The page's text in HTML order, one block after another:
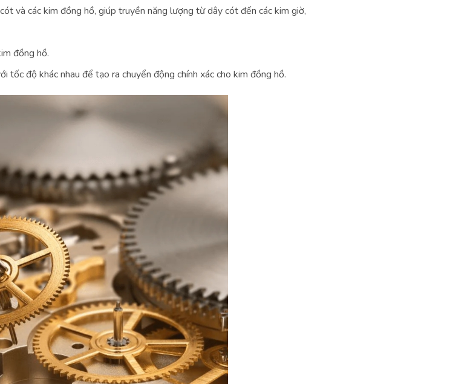
và các kim đồng hồ, giúp truyền năng lượng từ dây cót đến các kim giờ,
đồng hồ.
tốc độ khác nhau để tạo ra chuyển động chính xác cho kim đồng hồ.